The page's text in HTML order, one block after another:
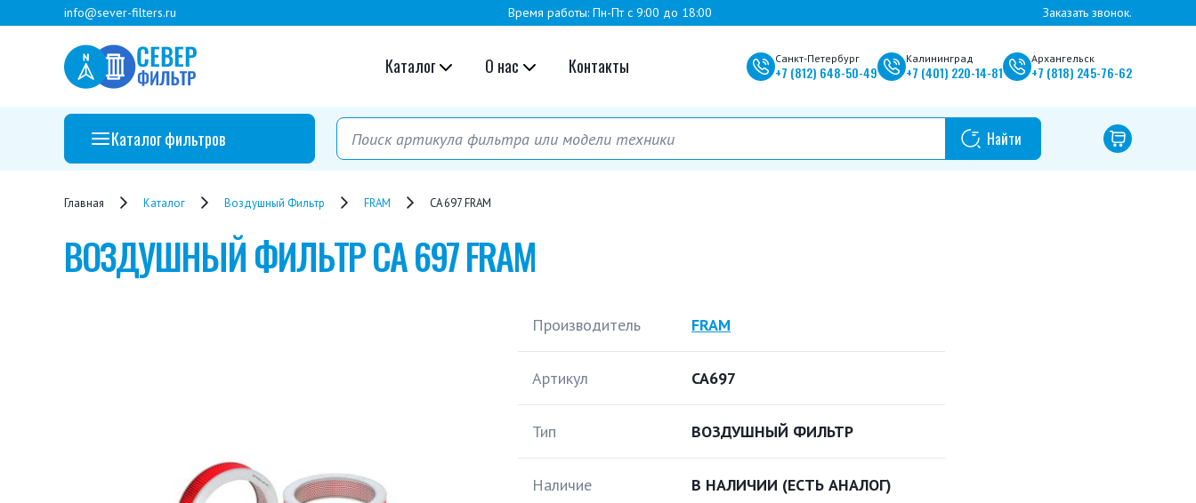
info@sever-filters.ru Время работы: Пн-Пт с 9:00 до 18:00 Заказать звонок.
Каталог О нас Контакты Санкт-Петербург
+7 (812) 648-50-49
Калининград
+7 (401) 220-14-81
Архангельск
+7 (818) 245-76-62
Каталог фильтров
Главная Каталог Воздушный Фильтр FRAM CA 697 FRAM
ВОЗДУШНЫЙ ФИЛЬТРCA 697 FRAM
Производитель FRAM
Артикул CA697
Тип ВОЗДУШНЫЙ ФИЛЬТР
Наличие В НАЛИЧИИ (ЕСТЬ АНАЛОГ)